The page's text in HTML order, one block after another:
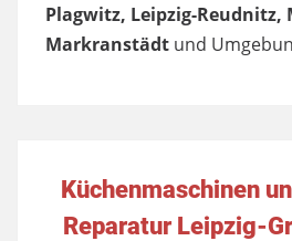
Plagwitz, Leipzig-Reudnitz,
Markranstädt und
Küchenmaschinen
Reparatur Leipzig-